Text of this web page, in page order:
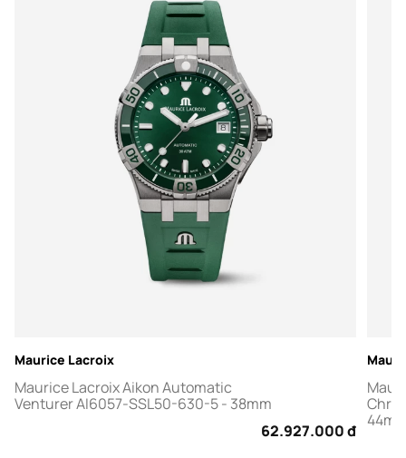
Maurice Lacroix
Maurice Lacroix Aikon Automatic
Venturer AI6057-SSL50-630-5 - 38mm
62.927.000 đ